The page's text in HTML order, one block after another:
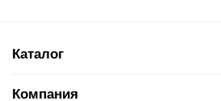
Каталог
Компания